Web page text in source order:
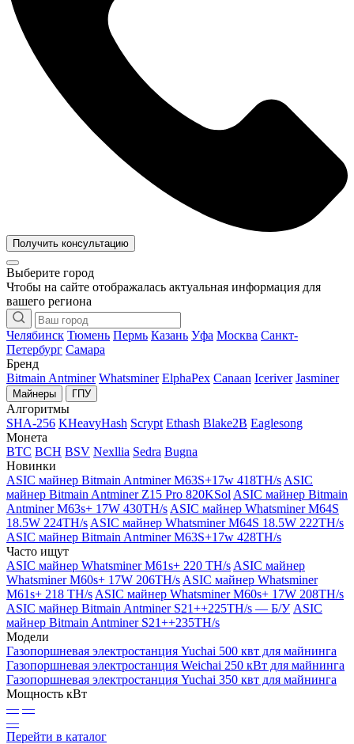
Получить консультацию
Выберите город
Чтобы на сайте отображалась актуальная информация для
вашего региона
Челябинск Тюмень Пермь Казань Уфа Москва Санкт-
Петербург Самара
Бренд
Bitmain Antminer Whatsminer ElphaPex Canaan Iceriver Jasminer
Майнеры ГПУ
Алгоритмы
SHA-256 KHeavyHash Scrypt Ethash Blake2B Eaglesong
Монета
BTC BCH BSV Nexllia Sedra Bugna
Новинки
ASIC майнер Bitmain Antminer M63S+17w 418TH/s ASIC
майнер Bitmain Antminer Z15 Pro 820KSol ASIC майнер Bitmain
Antminer M63s+ 17W 430TH/s ASIC майнер Whatsminer M64S
18.5W 224TH/s ASIC майнер Whatsminer M64S 18.5W 222TH/s
ASIC майнер Bitmain Antminer M63S+17w 428TH/s
Часто ищут
ASIC майнер Whatsminer M61s+ 220 TH/s ASIC майнер
Whatsminer M60s+ 17W 206TH/s ASIC майнер Whatsminer
M61s+ 218 TH/s ASIC майнер Whatsminer M60s+ 17W 208TH/s
ASIC майнер Bitmain Antminer S21++225TH/s — Б/У ASIC
майнер Bitmain Antminer S21++235TH/s
Модели
Газопоршневая электростанция Yuchai 500 квт для майнинга
Газопоршневая электростанция Weichai 250 кВт для майнинга
Газопоршневая электростанция Yuchai 350 квт для майнинга
Мощность кВт
— —
—
Перейти в каталог